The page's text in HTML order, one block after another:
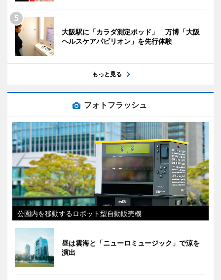
大阪駅に「カラダ測定ポッド」 万博「大阪
ヘルスケアパビリオン」を先行体験
もっと見る
フォトフラッシュ
公園内を移動するロボット型自動販売機
昼は雲海と「ニューロミュージック」で涼を
演出